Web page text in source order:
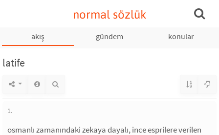
normal sözlük
akış gündem konular
latife
1.
osmanlı zamanındaki zekaya dayalı, ince esprilere verilen